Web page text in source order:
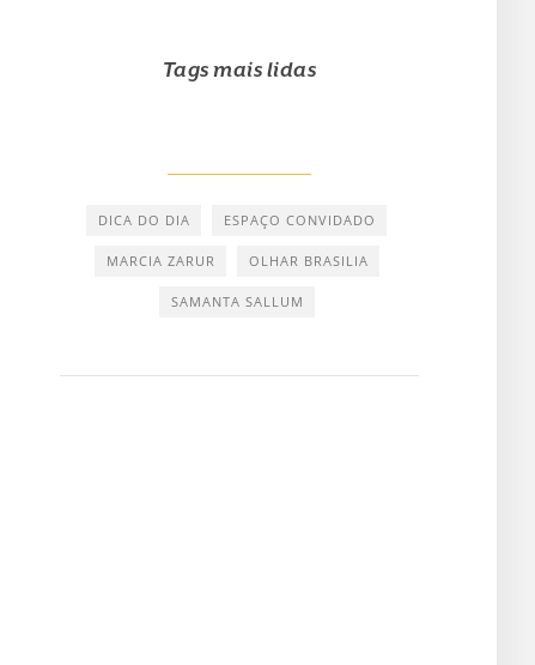
Tags mais lidas
DICA DO DIA ESPAÇO CONVIDADO
MARCIA ZARUR OLHAR BRASILIA
SAMANTA SALLUM